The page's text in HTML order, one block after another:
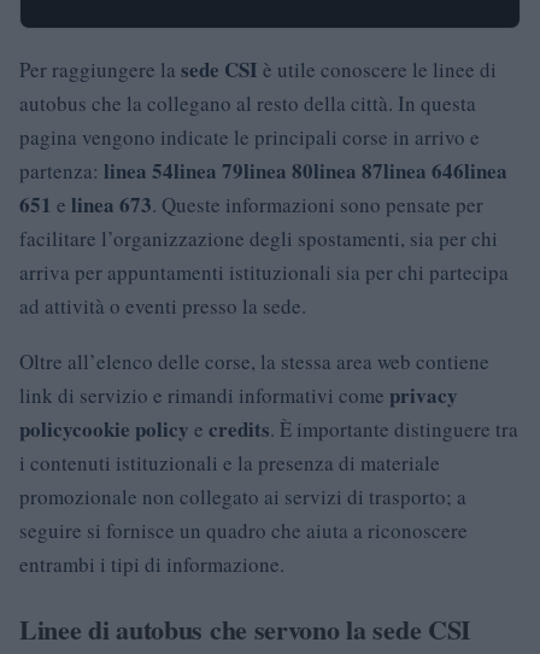
Per raggiungere la sede CSI è utile conoscere le linee di
autobus che la collegano al resto della città. In questa
pagina vengono indicate le principali corse in arrivo e
partenza: linea 54linea 79linea 80linea 87linea 646linea
651 e linea 673. Queste informazioni sono pensate per
facilitare l’organizzazione degli spostamenti, sia per chi
arriva per appuntamenti istituzionali sia per chi partecipa
ad attività o eventi presso la sede.
Oltre all’elenco delle corse, la stessa area web contiene
link di servizio e rimandi informativi come privacy
policycookie policy e credits. È importante distinguere tra
i contenuti istituzionali e la presenza di materiale
promozionale non collegato ai servizi di trasporto; a
seguire si fornisce un quadro che aiuta a riconoscere
entrambi i tipi di informazione.
Linee di autobus che servono la sede CSI